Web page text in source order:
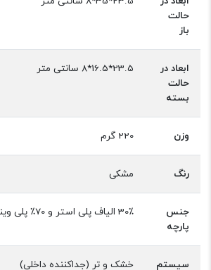
حالت
باز
ابعاد در
حالت
بسته
23.5*16.5*8 سانتی متر
وزن 220 گرم
رنگ مشکی
جنس
پارچه
30٪ الیاف پلی استر و 70٪ پلی وینیل کلراید (PVC)
سیستم خشک و تر (جداکننده داخلی)